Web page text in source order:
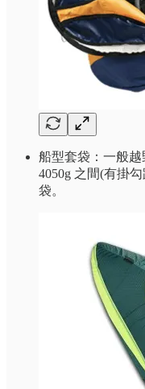
船型套袋：一般
4050g 之間(有掛
袋。